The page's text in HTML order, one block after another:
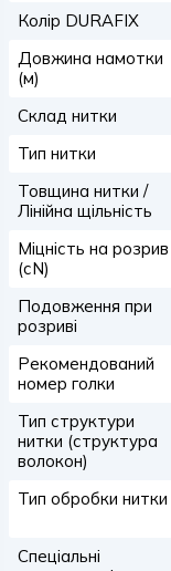
Колір DURAFIX
Довжина намотки
(м)
Склад нитки
Тип нитки
Товщина нитки /
Лінійна щільність
Міцність на розрив
(сN)
Подовження при
розриві
Рекомендований
номер голки
Тип структури
нитки (структура
волокон)
Тип обробки нитки
Спеціальні